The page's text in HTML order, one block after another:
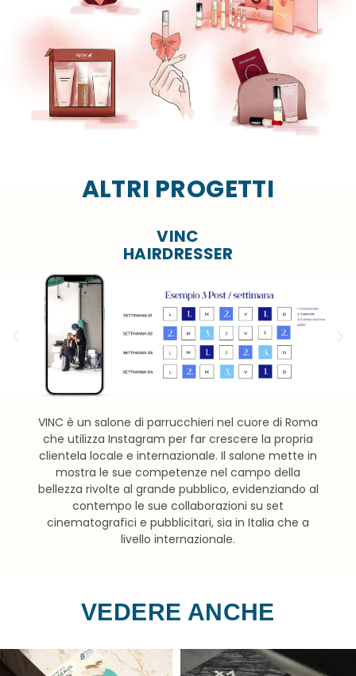
ALTRI PROGETTI
VINC
HAIRDRESSER
VINC è un salone di parrucchieri nel cuore di Roma
che utilizza Instagram per far crescere la propria
clientela locale e internazionale. Il salone mette in
mostra le sue competenze nel campo della
bellezza rivolte al grande pubblico, evidenziando al
contempo le sue collaborazioni su set
cinematografici e pubblicitari, sia in Italia che a
livello internazionale.
VEDERE ANCHE